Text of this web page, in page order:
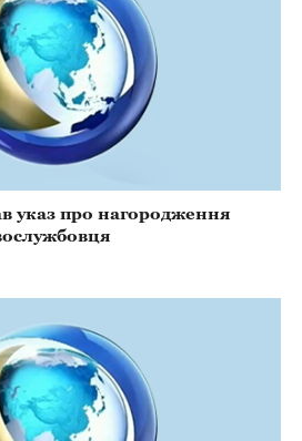
указ про нагородження